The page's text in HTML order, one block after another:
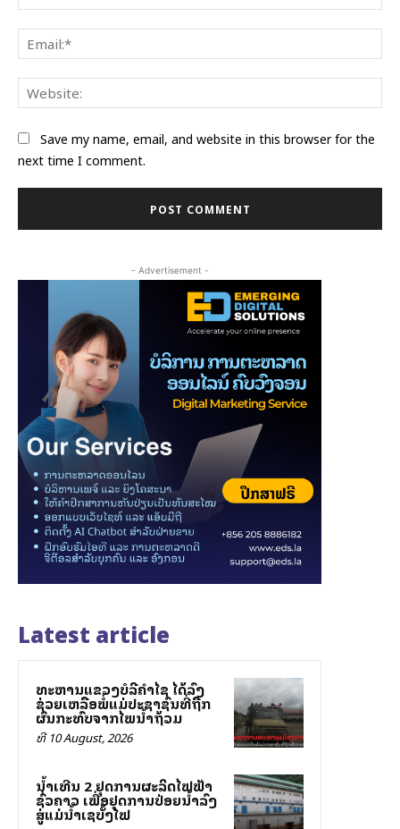
Save my name, email, and website in this browser for the
next time I comment.
- Advertisement -
Latest article
ທະຫານແຂວງບໍລີຄຳໄຊ ໄດ້ລົງ
ຊ່ວຍເຫລືອພໍ່ແມ່ປະຊາຊົນທີ່ຖືກ
ຜົນກະທົບຈາກໄພນ້ຳຖ້ວມ
ທີ 10 August, 2026
ນໍ້າເທີນ 2 ຢຸດການຜະລິດໄຟຟ້າ
ຊົ່ວຄາວ ເພື່ອຢຸດການປ່ອຍນໍ້າລົງ
ສູ່ແມ່ນໍ້າເຊບັ້ງໄຟ